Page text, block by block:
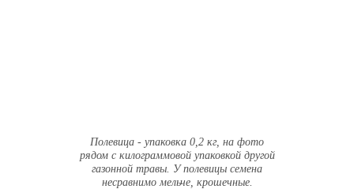
Полевица - упаковка 0,2 кг, на фото
рядом с килограммовой упаковкой другой
газонной травы. У полевицы семена
несравнимо мельче, крошечные.